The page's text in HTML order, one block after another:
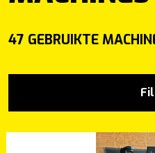
47 GEBRUIKTE